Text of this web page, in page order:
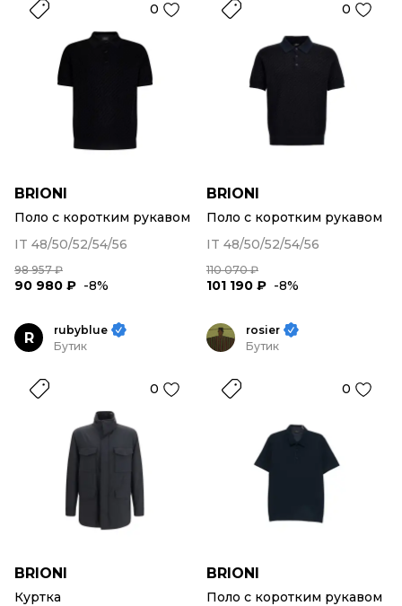
0
BRIONI
Поло с коротким рукавом
IT 48/50/52/54/56
98 957 ₽
90 980 ₽ -8%
0
BRIONI
Поло с коротким рукавом
IT 48/50/52/54/56
110 070 ₽
101 190 ₽ -8%
R
rubyblue
Бутик
0
BRIONI
Куртка
rosier
Бутик
0
BRIONI
Поло с коротким рукавом